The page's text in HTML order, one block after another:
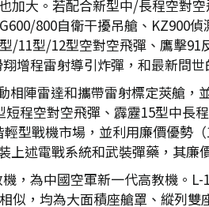
加大。若配合新型中/長程空對
800自衛干擾吊艙、KZ900
/11型/12型空對空飛彈、鷹擊
增程雷射導引炸彈，和最新問世
相陣雷達和攜帶雷射標定莢艙
程空對空飛彈、霹靂15型中
型戰機市場，並利用廉價優勢
上述電戰系統和武裝彈藥，其廉
，為中國空軍新一代高教機。
似，均為大面積座艙罩、縱列